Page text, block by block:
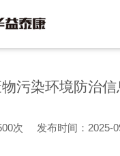
污染环境防治信
次 发布时间：2025-